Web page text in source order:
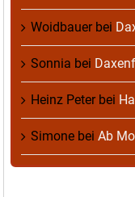
Woidbauerbei
Sonnia bei
Heinz Peterbei
Simone bei Ab